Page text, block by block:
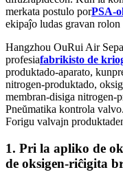
merkata postulo porPSA-
ekipaĵo ludas gravan rolon
Hangzhou OuRui Air
profesiafabrikisto de
produktado-aparato,
nitrogen-produktado,
membran-disiga nitrogen-
Pneŭmatika kontrola
Forigu valvajn
1. Pri la apliko de
de oksigen-riĉigita